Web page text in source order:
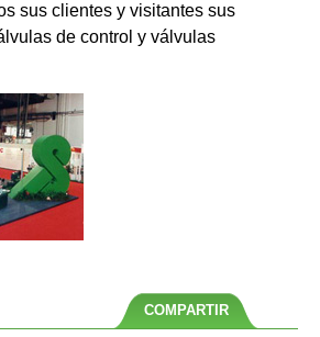
sus clientes y visitantes sus
de control y válvulas
COMPARTIR